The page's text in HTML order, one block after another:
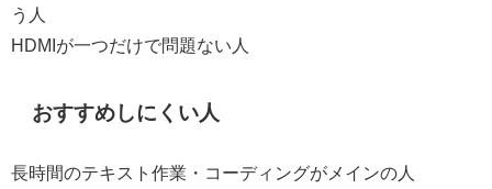
う人
HDMIが一つだけで問題ない人
おすすめしにくい人
長時間のテキスト作業・コーディングがメインの人